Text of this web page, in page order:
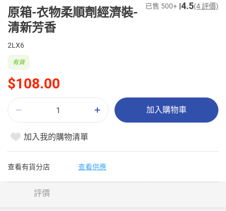
原箱-衣物柔順劑經濟裝-
清新芳香
已售 500+ 4.5(4 評價)
2LX6
$108.00
有貨
加入購物車
加入我的購物清單
查看有貨分店 查看供應
評價